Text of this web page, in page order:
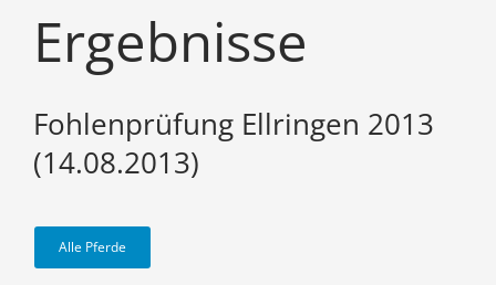
Ergebnisse
Fohlenprüfung Ellringen 2013
(14.08.2013)
Alle Pferde